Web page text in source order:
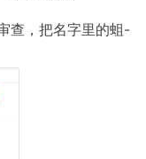
查，把名字里的蛆-